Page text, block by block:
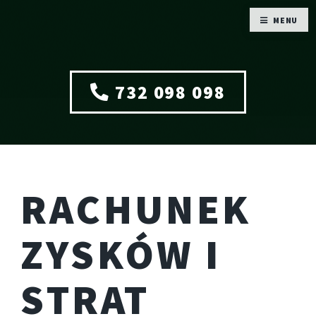
732 098 098
RACHUNEK
ZYSKÓW I
STRAT
MENU